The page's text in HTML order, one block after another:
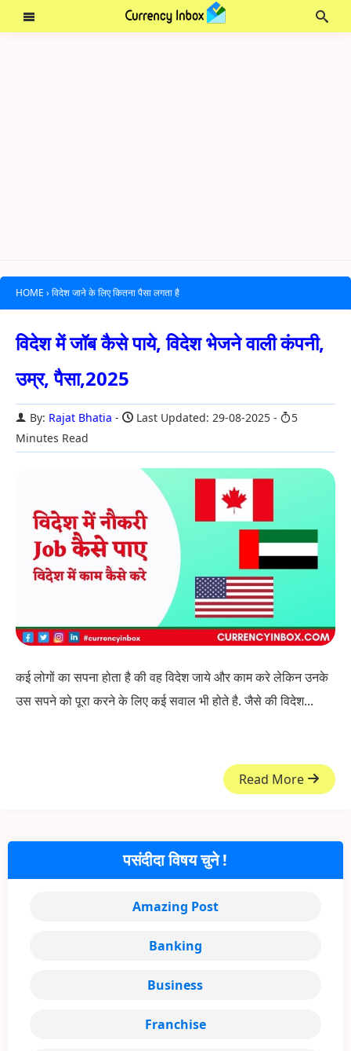
HOME › विदेश जाने के लिए कितना पैसा लगता है
विदेश में जॉब कैसे पाये, विदेश भेजने वाली कंपनी,
उम्र, पैसा,2025
By: Rajat Bhatia Last Updated: 29-08-2025
5
Minutes Read
कई लोगों का सपना होता है की वह विदेश जाये और काम करे लेकिन उनके
उस सपने को पूरा करने के लिए कई सवाल भी होते है. जैसे की विदेश...
Read More
पसंदीदा विषय चुने !
Amazing Post
Banking
Business
Franchise